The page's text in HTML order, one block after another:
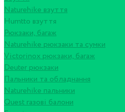
Naturehike взуття
Humtto взуття
Рюкзаки, багаж
Naturehike рюкзаки та сумки
Victorinox рюкзаки, багаж
Deuter рюкзаки
Пальники та обладнання
Naturehike пальники
Quest газові балони